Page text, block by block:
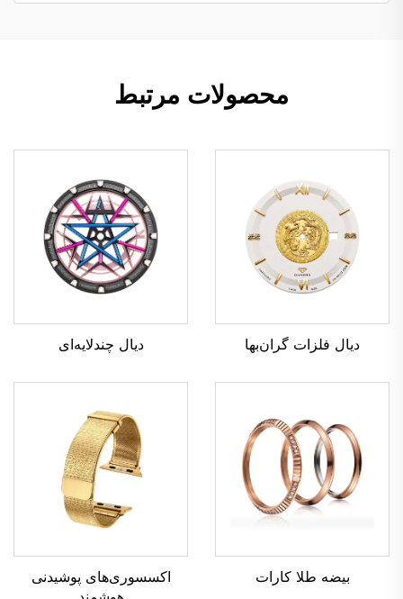
محصولات مرتبط
دیال فلزات گران‌بها دیال چندلایه‌ای
بیضه طلا کارات
اکسسوری‌های پوشیدنی